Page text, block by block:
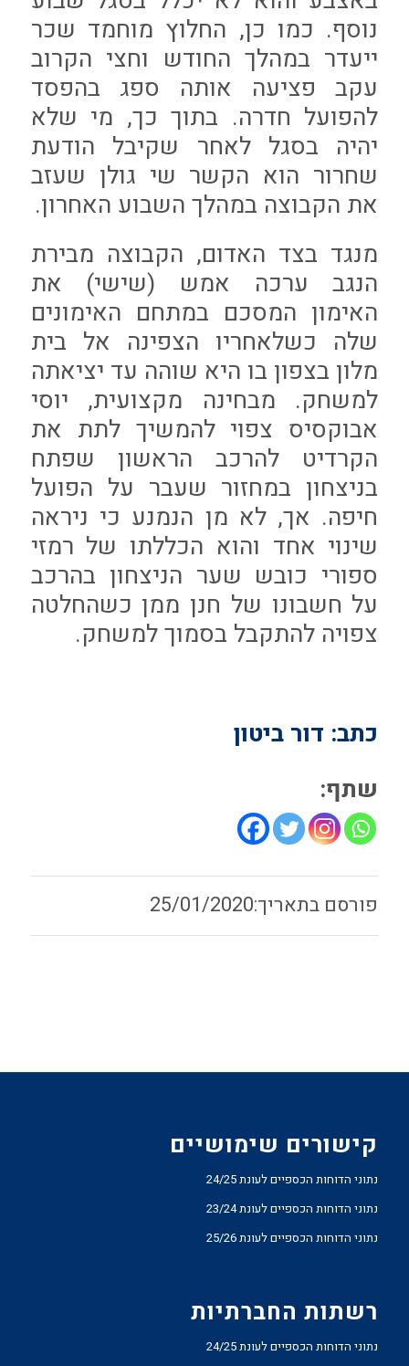
נוסף. כמו כן, החלוץ מוחמד שכר
ייעדר במהלך החודש וחצי הקרוב
עקב פציעה אותה ספג בהפסד
להפועל חדרה. בתוך כך, מי שלא
יהיה בסגל לאחר שקיבל הודעת
שחרור הוא הקשר שי גולן שעזב
את הקבוצה במהלך השבוע האחרון.
מנגד בצד האדום, הקבוצה מבירת
הנגב ערכה אמש (שישי) את
האימון המסכם במתחם האימונים
שלה כשלאחריו הצפינה אל בית
מלון בצפון בו היא שוהה עד יציאתה
למשחק. מבחינה מקצועית, יוסי
אבוקסיס צפוי להמשיך לתת את
הקרדיט להרכב הראשון שפתח
בניצחון במחזור שעבר על הפועל
חיפה. אך, לא מן הנמנע כי ניראה
שינוי אחד והוא הכללתו של רמזי
ספורי כובש שער הניצחון בהרכב
על חשבונו של חנן ממן כשהחלטה
צפויה להתקבל בסמוך למשחק.
כתב: דור ביטון
שתף:
25/01/2020
קישורים שימושיים
נתוני הדוחות הכספיים לעונת 24/25
נתוני הדוחות הכספיים לעונת 23/24
נתוני הדוחות הכספיים לעונת 25/26
רשתות החברתיות
נתוני הדוחות הכספיים לעונת 24/25